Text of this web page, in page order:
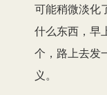
可能稍微淡化
什么东西，早
个，路上去发
义。